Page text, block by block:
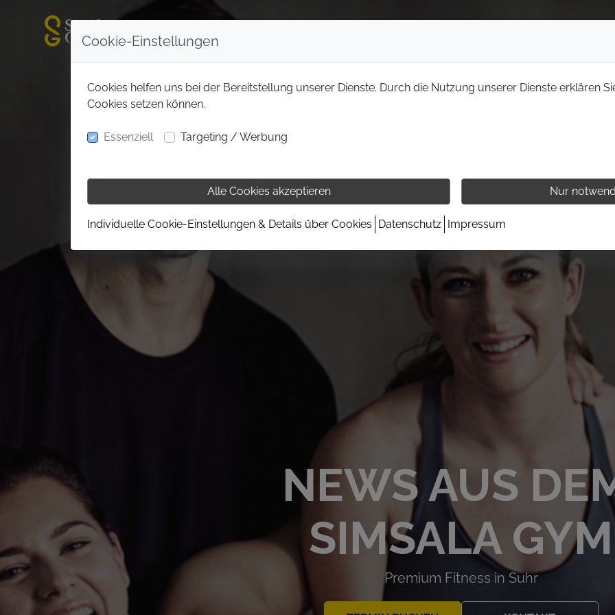
NEWS AUS
SIMSALA GYM
Premium Fitness in Suhr
Cookie-Einstellungen
Cookies helfen uns bei der Bereitstellung unserer Dienste. Durch die Nutzung unserer Dienste erklären
Cookies setzen können.
Essenziell Targeting / Werbung
Alle Cookies akzeptieren Nur
Individuelle Cookie-Einstellungen & Details über Cookies Datenschutz Impressum